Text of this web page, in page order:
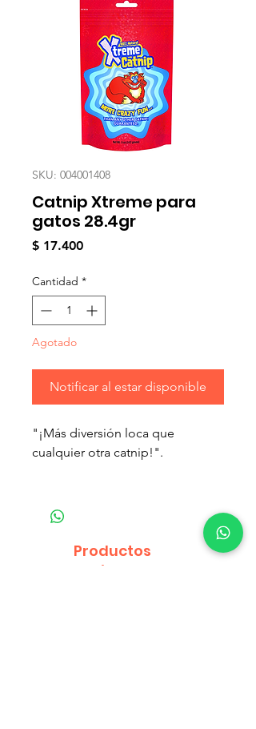
SKU: 004001408
Catnip Xtreme para
gatos 28.4gr
$ 17.400Precio
Cantidad *
Agotado
Notificar al estar disponible
"¡Más diversión loca que
cualquier otra catnip!".
natural es cultivada por un
cultivador de hierbas en las altas
altitudes de América del Norte.
Productos
relacionados